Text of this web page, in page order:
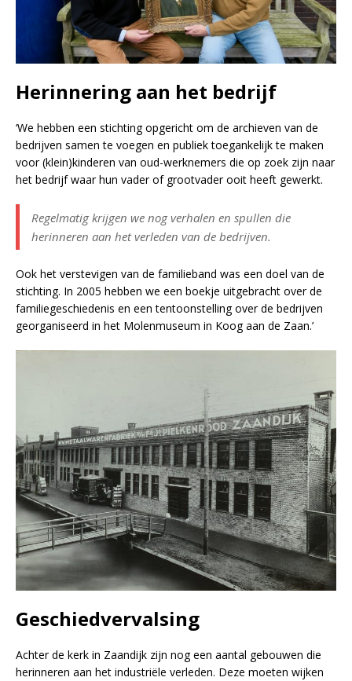
Herinnering aan het bedrijf
‘We hebben een stichting opgericht om de archieven van de
bedrijven samen te voegen en publiek toegankelijk te maken
voor (klein)kinderen van oud-werknemers die op zoek zijn naar
het bedrijf waar hun vader of grootvader ooit heeft gewerkt.
Regelmatig krijgen we nog verhalen en spullen die
herinneren aan het verleden van de bedrijven.
Ook het verstevigen van de familieband was een doel van de
stichting. In 2005 hebben we een boekje uitgebracht over de
familiegeschiedenis en een tentoonstelling over de bedrijven
georganiseerd in het Molenmuseum in Koog aan de Zaan.’
Geschiedvervalsing
Achter de kerk in Zaandijk zijn nog een aantal gebouwen die
herinneren aan het industriële verleden. Deze moeten wijken